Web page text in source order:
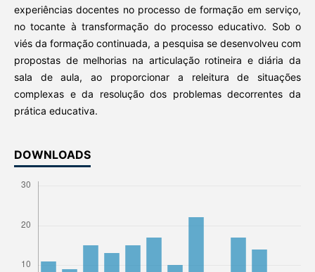
experiências docentes no processo de formação em serviço,
no tocante à transformação do processo educativo. Sob o
viés da formação continuada, a pesquisa se desenvolveu com
propostas de melhorias na articulação rotineira e diária da
sala de aula, ao proporcionar a releitura de situações
complexas e da resolução dos problemas decorrentes da
prática educativa.
DOWNLOADS